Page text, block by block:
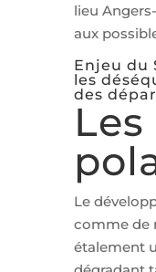
lieu
aux
Enjeu du
les
des
Les
Le
comme de
étalement